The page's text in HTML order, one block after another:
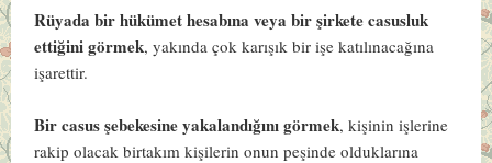
Rüyada bir hükümet hesabına veya bir şirkete casusluk
ettiğini görmek, yakında çok karışık bir işe katılınacağına
işarettir.
Bir casus şebekesine yakalandığını görmek, kişinin işlerine
rakip olacak birtakım kişilerin onun peşinde olduklarına